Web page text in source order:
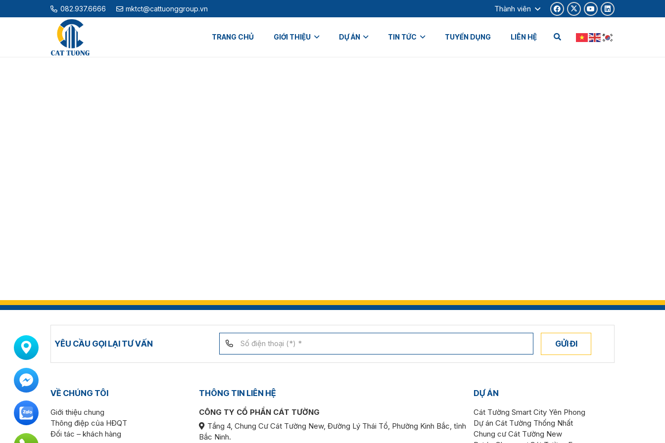
082.937.6666 mktct@cattuonggroup.vn Thành viên
TRANG CHỦ GIỚI THIỆU DỰ ÁN TIN TỨC TUYỂN DỤNG LIÊN HỆ
YÊU CẦU GỌI LẠI TƯ VẤN GỬI ĐI
VỀ CHÚNG TÔI
Giới thiệu chung
Thông điệp của HĐQT
Đối tác – khách hàng
THÔNG TIN LIÊN HỆ
CÔNG TY CỔ PHẦN CÁT TƯỜNG
Tầng 4, Chung Cư Cát Tường New, Đường Lý Thái Tổ, Phường Kinh Bắc, tỉnh
Bắc Ninh.
DỰ ÁN
Cát Tường Smart City Yên Phong
Dự án Cát Tường Thống Nhất
Chung cư Cát Tường New